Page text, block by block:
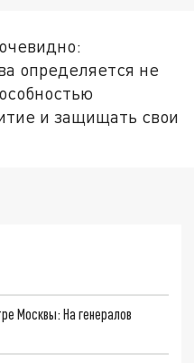
определяется не
и защищать свои
Москвы: На генералов